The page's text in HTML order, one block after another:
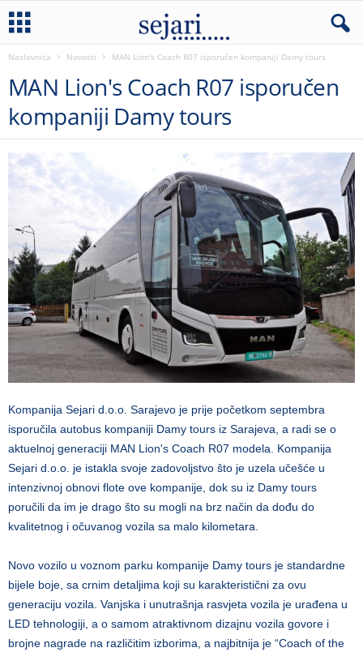
Naslovnica Novosti MAN Lion's Coach R07 isporučen kompaniji Damy tours
MAN Lion's Coach R07 isporučen
kompaniji Damy tours
Kompanija Sejari d.o.o. Sarajevo je prije početkom septembra
isporučila autobus kompaniji Damy tours iz Sarajeva, a radi se o
aktuelnoj generaciji MAN Lion's Coach R07 modela. Kompanija
Sejari d.o.o. je istakla svoje zadovoljstvo što je uzela učešće u
intenzivnoj obnovi flote ove kompanije, dok su iz Damy tours
poručili da im je drago što su mogli na brz način da dođu do
kvalitetnog i očuvanog vozila sa malo kilometara.
Novo vozilo u voznom parku kompanije Damy tours je standardne
bijele boje, sa crnim detaljima koji su karakteristični za ovu
generaciju vozila. Vanjska i unutrašnja rasvjeta vozila je urađena u
LED tehnologiji, a o samom atraktivnom dizajnu vozila govore i
brojne nagrade na različitim izborima, a najbitnija je “Coach of the